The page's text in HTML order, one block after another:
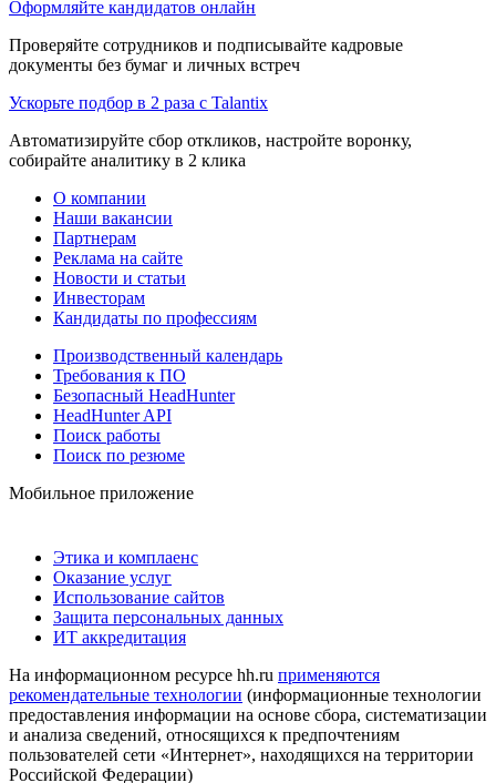
Оформляйте кандидатов онлайн
Проверяйте сотрудников и подписывайте кадровые
документы без бумаг и личных встреч
Ускорьте подбор в 2 раза с Talantix
Автоматизируйте сбор откликов, настройте воронку,
собирайте аналитику в 2 клика
О компании
Наши вакансии
Партнерам
Реклама на сайте
Новости и статьи
Инвесторам
Кандидаты по профессиям
Производственный календарь
Требования к ПО
Безопасный HeadHunter
HeadHunter API
Поиск работы
Поиск по резюме
Мобильное приложение
Этика и комплаенс
Оказание услуг
Использование сайтов
Защита персональных данных
ИТ аккредитация
На информационном ресурсе hh.ru применяются
рекомендательные технологии (информационные технологии
предоставления информации на основе сбора, систематизации
и анализа сведений, относящихся к предпочтениям
пользователей сети «Интернет», находящихся на территории
Российской Федерации)